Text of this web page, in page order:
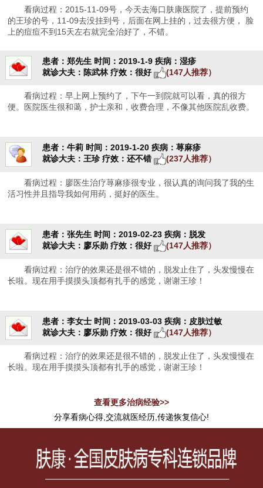
看病过程：2015-11-09号，今天去海口肤康医院了，提前预约
的王珍的号，11-09去没挂到号，后面在网上挂的，过去很方便， 脸
上的痘痘不到15天左右就完全治好了，不错。
患者：郑先生 时间：2019-1-9 疾病：湿疹
就诊大夫：陈武林 疗效：很好 (147人推荐）
看病过程：早上网上预约了，下午一到院就可以看，真的很方
便。医院医生很和蔼，护士亲和，收费合理，不像其他医院乱收费。
患者：牛莉 时间：2019-1-20 疾病：荨麻疹
就诊大夫：王珍 疗效：还不错 (237人推荐）
看病过程：廖医生治疗荨麻疹很专业，很认真的询问我了我的生
活习性并且指导我如何用药，挺好的医生。
患者：张先生 时间：2019-02-23 疾病：脱发
就诊大夫：廖乐勋 疗效：很好 (147人推荐）
看病过程：治疗的效果还是很不错的，脱发止住了，头发慢慢在
长啦。现在用手摸摸头顶都有扎手的感觉，谢谢王珍！
患者：李女士 时间：2019-03-03 疾病：皮肤过敏
就诊大夫：廖乐勋 疗效：很好 (147人推荐）
看病过程：治疗的效果还是很不错的，脱发止住了，头发慢慢在
长啦。现在用手摸摸头顶都有扎手的感觉，谢谢王珍！
查看更多治病经验>>
分享看病心得,交流就医经历,传递恢复信心!